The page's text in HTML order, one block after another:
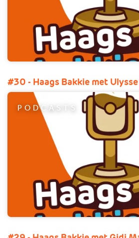
#30 - Haags Bakkie met
PODCASTS